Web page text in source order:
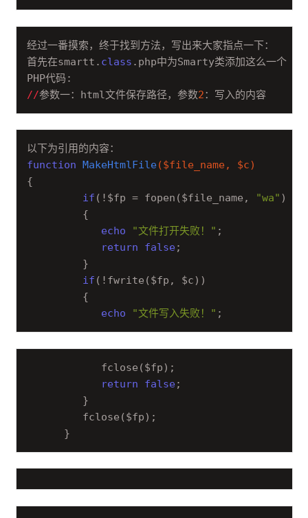
经过一番摸索，终于找到方法，写出来大家指点一下：
首先在smartt. class .php中为Smarty类添加这么一个方
//参数一：html文件保存路径，参数2：写入的内容
function MakeHtmlFile($file_name, $c)
{
if (!$fp = fopen($file_name, "wa" ))
{
echo
"文件打开失败！" ;
return
false;
}
if (!fwrite($fp, $c))
{
echo
"文件写入失败！" ;
fclose($fp);
return
false;
}
fclose($fp);
}